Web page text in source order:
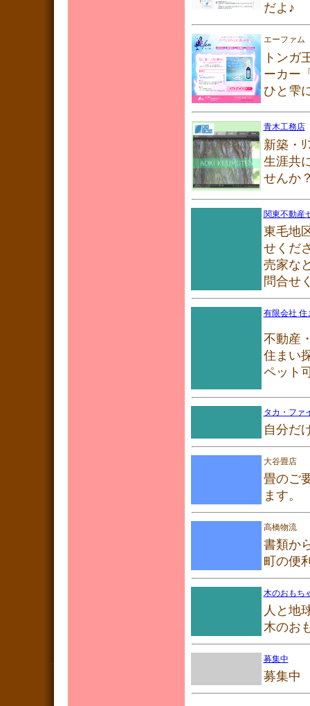
だよ♪
エーファム
トンガ
ーカー
ひと雫
青木工務店
新築・
生涯共
せんか
関東不動産
東毛地
せくだ
売家な
問合せ
有限会社 住
不動産
住まい
ペット
タカ・ファ
自分だ
大谷畳店
畳のご
ます。
高橋物流
書類か
町の便
木のおもち
人と地
木のお
募集中
募集中